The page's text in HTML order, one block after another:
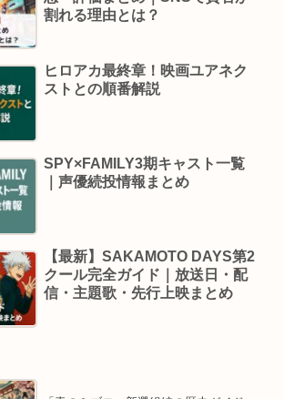
割れる理由とは？
ヒロアカ最終章！映画ユアネク
ストとの順番解説
SPY×FAMILY3期キャスト一覧
｜声優続投情報まとめ
【最新】SAKAMOTO DAYS第2
クール完全ガイド｜放送日・配
信・主題歌・先行上映まとめ